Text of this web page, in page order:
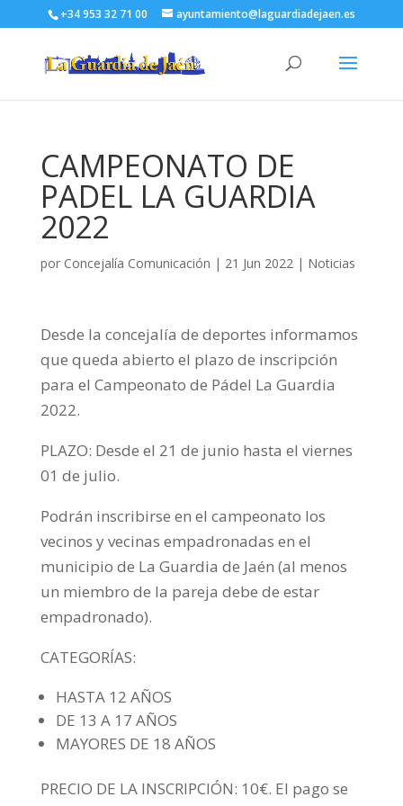
+34 953 32 71 00 ayuntamiento@laguardiadejaen.es
CAMPEONATO DE
PADEL LA GUARDIA
2022
por Concejalía Comunicación | 21 Jun 2022| Noticias
Desde la concejalía de deportes informamos
que queda abierto el plazo de inscripción
para el Campeonato de Pádel La Guardia
2022.
PLAZO: Desde el 21 de junio hasta el viernes
01 de julio.
Podrán inscribirse en el campeonato los
vecinos y vecinas empadronadas en el
municipio de La Guardia de Jaén (al menos
un miembro de la pareja debe de estar
empadronado).
CATEGORÍAS:
HASTA 12 AÑOS
DE 13 A 17 AÑOS
MAYORES DE 18 AÑOS
PRECIO DE LA INSCRIPCIÓN: 10€. El pago se